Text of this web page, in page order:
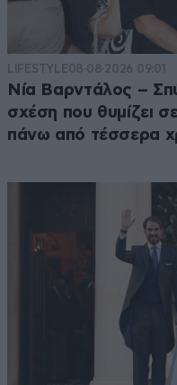
LIFESTYLE08·08·2026 09:01
Νία Βαρντάλος –
σχέση που θυμίζει
πάνω από τέσσερα